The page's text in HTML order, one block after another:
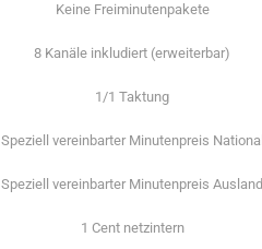
Keine Freiminutenpakete
8 Kanäle inkludiert (erweiterbar)
1/1 Taktung
Speziell vereinbarter Minutenpreis National
Speziell vereinbarter Minutenpreis Ausland
1 Cent netzintern